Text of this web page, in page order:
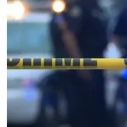
Các tòa nhà chọc